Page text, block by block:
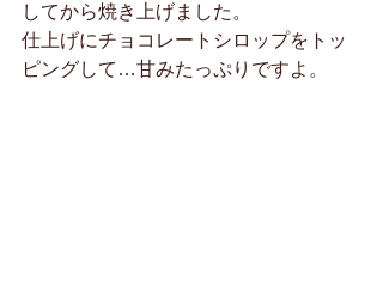
してから焼き上げました。
仕上げにチョコレートシロップをトッ
ピングして…甘みたっぷりですよ。